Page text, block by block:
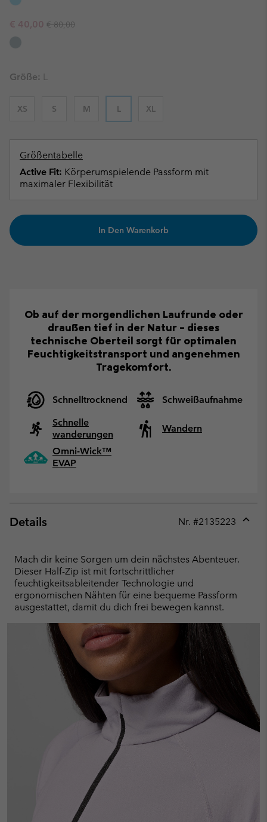
Sale price:
€ 40,00 Regular price:
€ 80,00
Größe: L
XS S M L XL
Größentabelle
Active Fit: Körperumspielende Passform mit
maximaler Flexibilität
In Den Warenkorb
Ob auf der morgendlichen Laufrunde oder
draußen tief in der Natur – dieses
technische Oberteil sorgt für optimalen
Feuchtigkeitstransport und angenehmen
Tragekomfort.
Schnelltrocknend
Schweißaufnahme
Schnelle
wanderungen
Wandern
Omni-Wick™
EVAP
Details Nr. #2135223
Mach dir keine Sorgen um dein nächstes Abenteuer.
Dieser Half-Zip ist mit fortschrittlicher
feuchtigkeitsableitender Technologie und
ergonomischen Nähten für eine bequeme Passform
ausgestattet, damit du dich frei bewegen kannst.